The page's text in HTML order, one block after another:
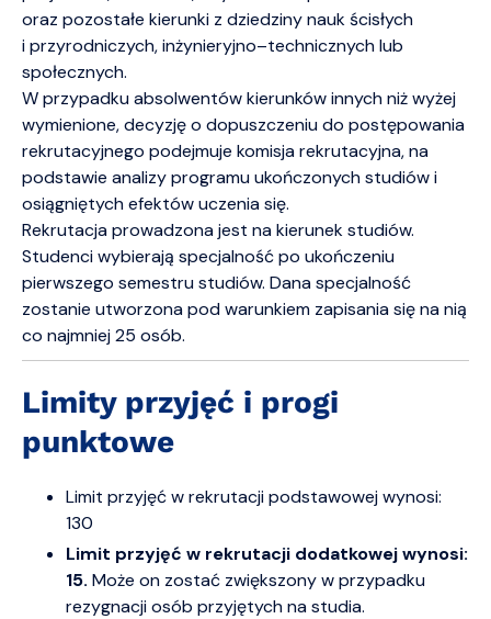
oraz pozostałe kierunki z dziedziny nauk ścisłych
i przyrodniczych, inżynieryjno–technicznych lub
społecznych.
W przypadku absolwentów kierunków innych niż wyżej
wymienione, decyzję o dopuszczeniu do postępowania
rekrutacyjnego podejmuje komisja rekrutacyjna, na
podstawie analizy programu ukończonych studiów i
osiągniętych efektów uczenia się.
Rekrutacja prowadzona jest na kierunek studiów.
Studenci wybierają specjalność po ukończeniu
pierwszego semestru studiów. Dana specjalność
zostanie utworzona pod warunkiem zapisania się na nią
co najmniej 25 osób.
Limity przyjęć i progi
punktowe
Limit przyjęć w rekrutacji podstawowej wynosi:
130
Limit przyjęć w rekrutacji dodatkowej wynosi:
15. Może on zostać zwiększony w przypadku
rezygnacji osób przyjętych na studia.